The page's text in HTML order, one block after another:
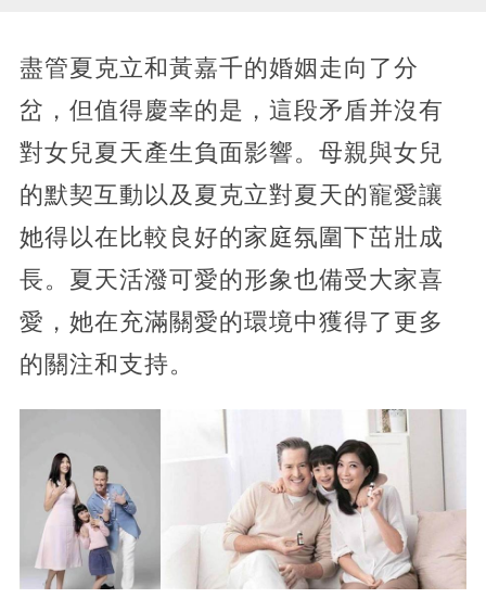
盡管夏克立和黃嘉千的婚姻走向了分
岔，但值得慶幸的是，這段矛盾并沒有
對女兒夏天產生負面影響。母親與女兒
的默契互動以及夏克立對夏天的寵愛讓
她得以在比較良好的家庭氛圍下茁壯成
長。夏天活潑可愛的形象也備受大家喜
愛，她在充滿關愛的環境中獲得了更多
的關注和支持。